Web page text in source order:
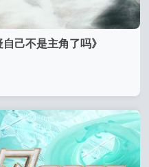
己不是主角了吗》